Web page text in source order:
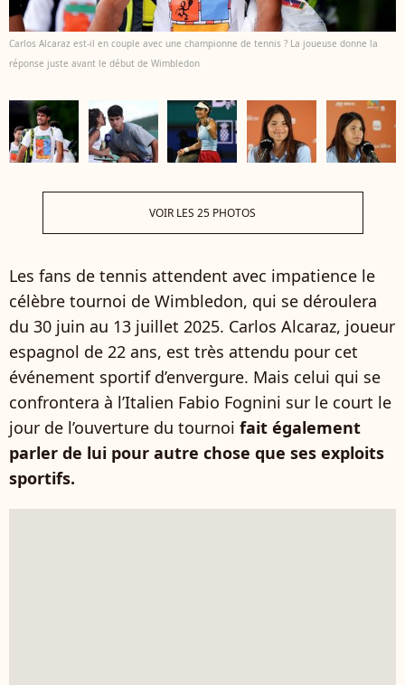
Carlos Alcaraz est-il en couple avec une championne de tennis ? La joueuse donne la
réponse juste avant le début de Wimbledon
VOIR LES 25 PHOTOS
Les fans de tennis attendent avec impatience le
célèbre tournoi de Wimbledon, qui se déroulera
du 30 juin au 13 juillet 2025. Carlos Alcaraz, joueur
espagnol de 22 ans, est très attendu pour cet
événement sportif d’envergure. Mais celui qui se
confrontera à l’Italien Fabio Fognini sur le court le
jour de l’ouverture du tournoi fait également
parler de lui pour autre chose que ses exploits
sportifs.